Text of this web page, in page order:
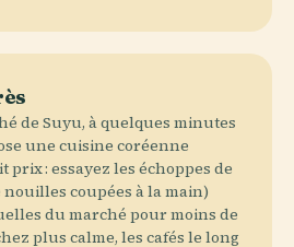
de Suyu, à quelques minutes
une cuisine coréenne
: essayez les échoppes de
coupées à la main)
du marché pour moins de
plus calme, les cafés le long